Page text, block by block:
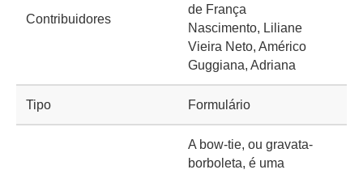
Contribuidores
de França
Nascimento, Liliane
Vieira Neto, Américo
Guggiana, Adriana
Tipo Formulário
A bow-tie, ou gravata-
borboleta, é uma